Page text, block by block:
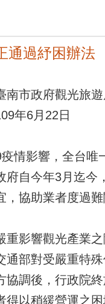
通過紓困辦
南市政府觀光旅遊
年6月22日
情影響，全台
府自今年3月迄今
，協助業者度過難
重影響觀光產業
通部對受嚴重特
協調後，行政院
得以稍緩營運之困